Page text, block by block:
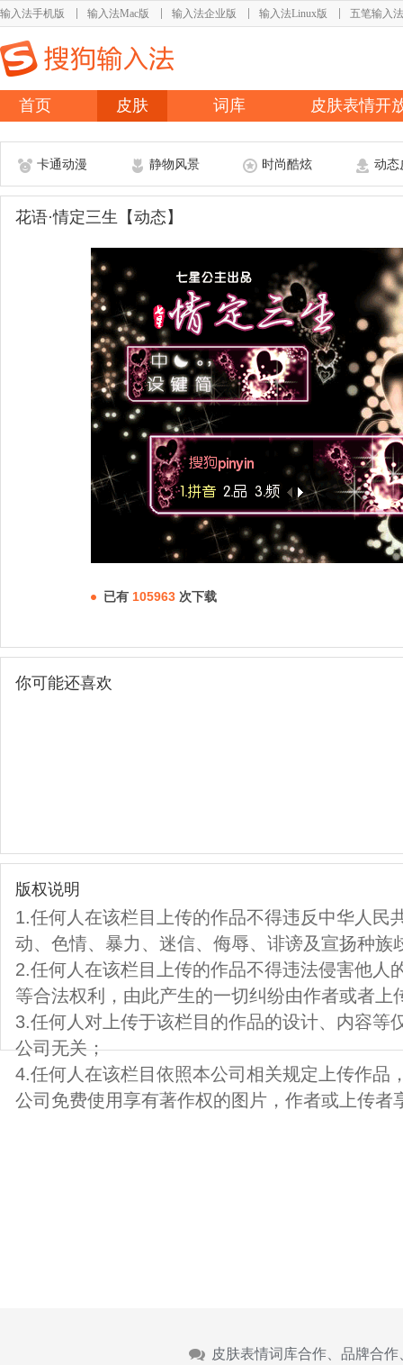
输入法手机版 输入法Mac版 输入法企业版 输入法Linux版 五笔输入法
首页 皮肤 词库 皮肤表情开
卡通动漫 静物风景 时尚酷炫 动态
花语·情定三生【动态】
已有 105963 次下载
你可能还喜欢
版权说明
1.任何人在该栏目上传的作品不得违反中华人民
动、色情、暴力、迷信、侮辱、诽谤及宣扬种族
2.任何人在该栏目上传的作品不得违法侵害他人
等合法权利，由此产生的一切纠纷由作者或者上
3.任何人对上传于该栏目的作品的设计、内容等
公司无关；
4.任何人在该栏目依照本公司相关规定上传作品
公司免费使用享有著作权的图片，作者或上传者
皮肤表情词库合作、品牌合